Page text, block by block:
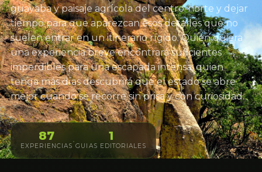
guayaba y paisaje agrícola del centro-norte y dejar
tiempo para que aparezcan esos detalles que no
suelen entrar en un itinerario rígido. Quien quiera
una experiencia breve encontrará suficientes
imperdibles para una escapada intensa; quien
tenga más días descubrirá que el estado se abre
mejor cuando se recorre sin prisa y con curiosidad.
87
EXPERIENCIAS· 1
GUIAS EDITORIALES